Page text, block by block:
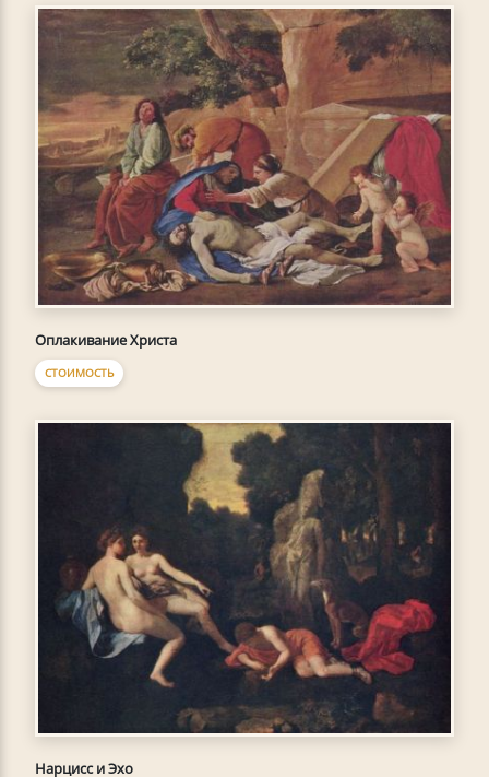
Оплакивание Христа
СТОИМОСТЬ
Нарцисс и Эхо